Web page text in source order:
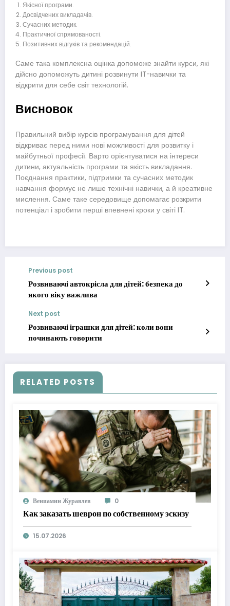
Якісної програми.
Досвідчених викладачів.
Сучасних методик.
Практичної спрямованості.
Позитивних відгуків та рекомендацій.
Саме така комплексна оцінка допоможе знайти курси, які
дійсно допоможуть дитині розвинути IT-навички та
відкрити для себе світ технологій.
Висновок
Правильний вибір курсів програмування для дітей
відкриває перед ними нові можливості для розвитку і
майбутньої професії. Варто орієнтуватися на інтереси
дитини, актуальність програми та якість викладання.
Поєднання практики, підтримки та сучасних методик
навчання формує не лише технічні навички, а й креативне
мислення. Саме таке середовище допомагає розкрити
потенціал і зробити перші впевнені кроки у світі IT.
Previous post
Розвиваючі автокрісла для дітей: безпека до
якого віку важлива
Next post
Розвиваючі іграшки для дітей: коли вони
починають говорити
RELATED POSTS
Вениамин Журавлев 0
Как заказать шеврон по собственному эскизу
15.07.2026